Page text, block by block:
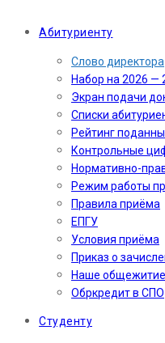
Абитуриенту
Слово директора
Набор на 2026 —
Экран подачи
Cписки
Рейтинг
Контрольные
Нормативно-
Режим работы
Правила приёма
ЕПГУ
Условия приёма
Приказ о
Наше общежитие
Обркредит в СПО
Студенту